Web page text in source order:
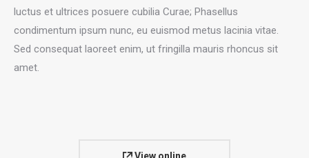
luctus et ultrices posuere cubilia Curae; Phasellus
condimentum ipsum nunc, eu euismod metus lacinia vitae.
Sed consequat laoreet enim, ut fringilla mauris rhoncus sit
amet.